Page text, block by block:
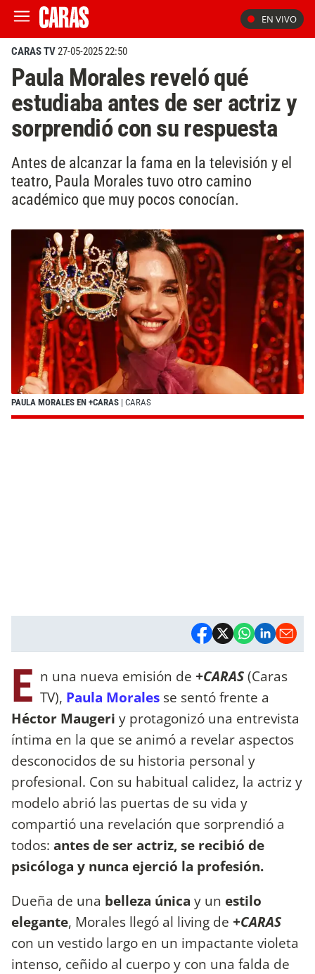
EN VIVO
CARAS TV27-05-2025 22:50
Paula Morales reveló qué
estudiaba antes de ser actriz y
sorprendió con su respuesta
Antes de alcanzar la fama en la televisión y el
teatro, Paula Morales tuvo otro camino
académico que muy pocos conocían.
PAULA MORALES EN +CARAS | CARAS
E n una nueva emisión de +CARAS(Caras
TV), Paula Morales se sentó frente a
Héctor Maugeri y protagonizó una entrevista
íntima en la que se animó a revelar aspectos
desconocidos de su historia personal y
profesional. Con su habitual calidez, la actriz y
modelo abrió las puertas de su vida y
compartió una revelación que sorprendió a
todos: antes de ser actriz, se recibió de
psicóloga y nunca ejerció la profesión.
Dueña de una belleza única y un estilo
elegante, Morales llegó al living de +CARAS
con un vestido largo en un impactante violeta
intenso, ceñido al cuerpo y con una falda de